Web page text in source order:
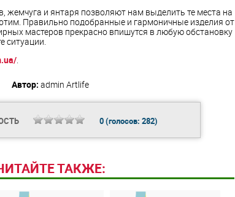
жемчуга и янтаря позволяют нам выделить те места на
Правильно подобранные и гармоничные изделия от
мастеров прекрасно впишутся в любую обстановку
ситуации.
.
Автор: admin Artlife
0(голосов: 282)
ТАКЖЕ: